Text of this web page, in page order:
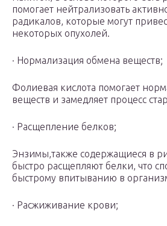
помогает нейтрализовать
радикалов, которые могут
некоторых опухолей.
· Нормализация обмена веществ;
Фолиевая кислота помогает
веществ и замедляет процесс
· Расщепление белков;
Энзимы,также содержащиеся в
быстро расщепляют белки, что
быстрому впитыванию в
· Расжиживание крови;